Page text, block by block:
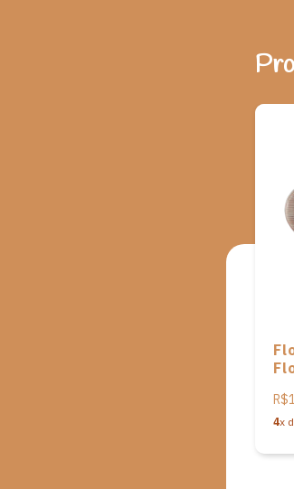
4x